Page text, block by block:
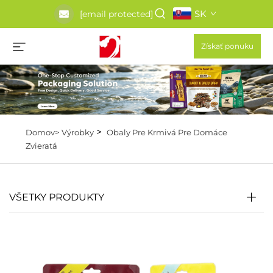
[email protected] SK
Získať ponuku
Domov> Výrobky> Obaly Pre Krmivá Pre Domáce
Zvieratá
VŠETKY PRODUKTY